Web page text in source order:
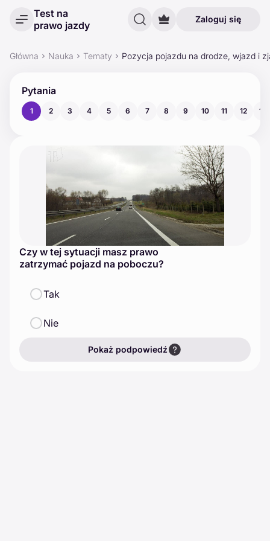
Test na
prawo jazdy
Zaloguj się
Główna Nauka Tematy Pozycja pojazdu na drodze, wjazd i
Czy w tej sytuacji masz prawo
zatrzymać pojazd na poboczu?
Tak
Nie
Pokaż podpowiedź
Pytania
1 2 3 4 5 6 7 8 9 10 11 12 13